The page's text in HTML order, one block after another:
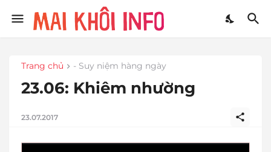
Trang chủ - Suy niệm hàng ngày
23.06: Khiêm nhường
23.07.2017